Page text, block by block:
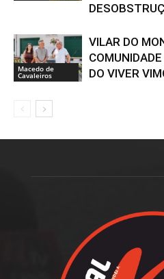
Macedo de
Cavaleiros
VILAR DO
DO VIVER